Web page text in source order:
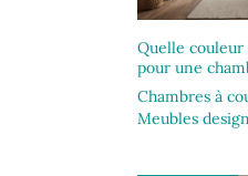
Quelle
pour une
Chambres à
Meubles design